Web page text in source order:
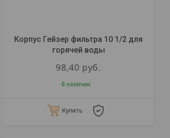
Корпус Гейзер фильтра 10 1/2 для
горячей воды
98,40 руб.
В наличии
Купить